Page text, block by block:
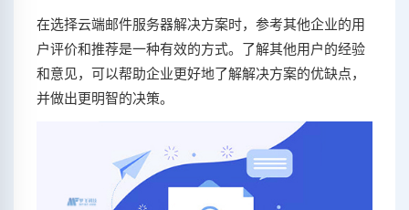
在选择云端邮件服务器解决方案时，参考其他企业的用
户评价和推荐是一种有效的方式。了解其他用户的经验
和意见，可以帮助企业更好地了解解决方案的优缺点，
并做出更明智的决策。